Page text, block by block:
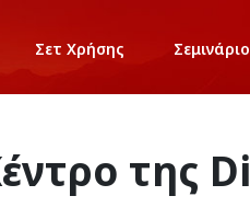
Σετ Χρήσης Σεμινάριο
της